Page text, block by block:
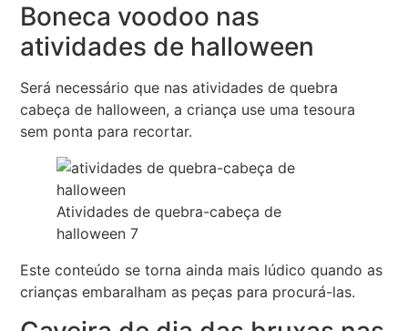
Boneca voodoo nas
atividades de halloween
Será necessário que nas atividades de quebra
cabeça de halloween, a criança use uma tesoura
sem ponta para recortar.
Atividades de quebra-cabeça de
halloween 7
Este conteúdo se torna ainda mais lúdico quando as
crianças embaralham as peças para procurá-las.